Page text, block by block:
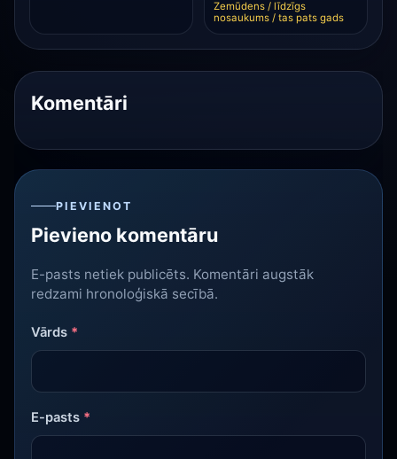
Zemūdens / līdzīgs
nosaukums / tas pats gads
Komentāri
PIEVIENOT
Pievieno komentāru
E-pasts netiek publicēts. Komentāri augstāk
redzami hronoloģiskā secībā.
Vārds *
E-pasts *